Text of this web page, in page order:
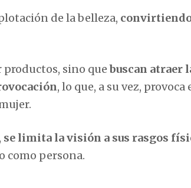
de la belleza, convirtiendo
productos, sino quebuscan atraer
, lo que, a su vez, provoca
se limita la visión a sus rasgos
como persona.